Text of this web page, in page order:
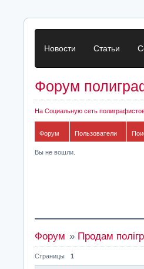
Новости Статьи
Форум
На Социальную сеть
Форум Пользователи
Вы не вошли.
Форум » Продам
Страницы 1